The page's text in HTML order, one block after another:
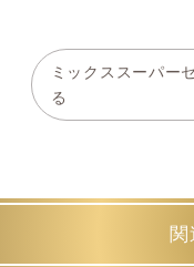
ミックススーパー
る